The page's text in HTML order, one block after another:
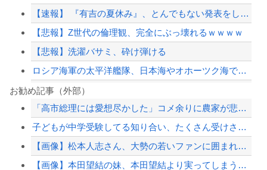
【速報】 『有吉の夏休み』、とんでもない発表をしてしまう！！！！！
【悲報】Z世代の倫理観、完全にぶっ壊れるｗｗｗｗ
【悲報】洗濯バサミ、砕け弾ける
ロシア海軍の太平洋艦隊、日本海やオホーツク海で軍事演習開始…ウクライナ支援続ける...
【画像】田中みな実さん、妊娠中とは思えないヒール姿で登場してしまう
【悲報】広告代理店が流行らせようとしてガチで失敗したものｗｗｗ
消費税減税に反対していた財務省の面目が丸潰れに、減税が決まった途端に市場が動き出...
【配信者】「金バエ」のSNS更新が1週間途絶え、様々な憶測が飛び交う。1週間ぶり...
お勧め記事（外部）
「高市総理には愛想尽かした」コメ余りに農家が悲鳴 売値は生産原価の半分以下に…肥...
子どもが中学受験してる知り合い、たくさん受けさせてるけど合格したの通えない距離の...
【画像】松本人志さん、大勢の若いファンに囲まれてご満悦ｗｗｗｗｗｗ
【画像】本田望結の妹、本田望結より実ってしまうｗｗｗｗｗｗｗｗ